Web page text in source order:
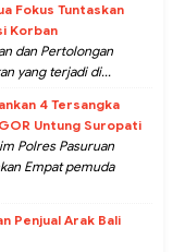
Fokus Tuntaskan
Korban
dan Pertolongan
yang terjadi di...
4 Tersangka
Untung Suropati
Polres Pasuruan
Empat pemuda
Penjual Arak Bali